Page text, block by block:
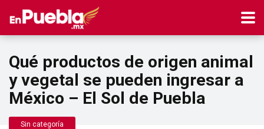
Qué productos de origen animal
y vegetal se pueden ingresar a
México – El Sol de Puebla
Sin categoría